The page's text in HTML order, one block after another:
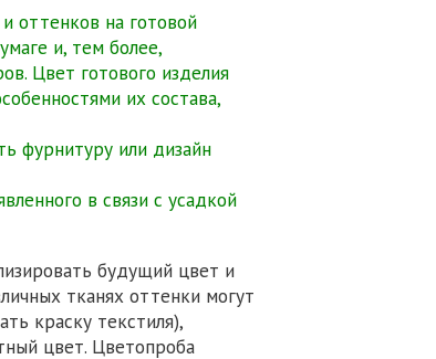
оттенков на готовой
и, тем более,
Цвет готового изделия
их состава,
фурнитуру или дизайн
в связи с усадкой
будущий цвет и
тканях оттенки могут
краску текстиля),
цвет. Цветопроба